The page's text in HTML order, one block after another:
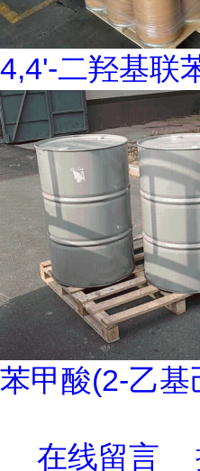
4,4'-二羟基联
苯甲酸(2-乙基
在线留言